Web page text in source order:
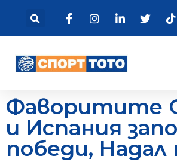
Фаворитите
и Испания
победи, Надал